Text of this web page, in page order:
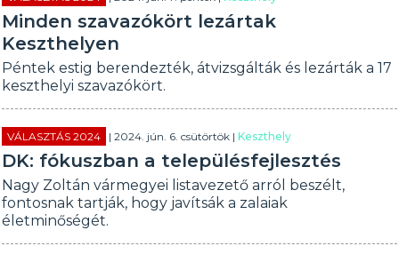
Minden szavazókört lezártak
Keszthelyen
Péntek estig berendezték, átvizsgálták és lezárták a 17
keszthelyi szavazókört.
VÁLASZTÁS 2024 | 2024. jún. 6. csütörtök |Keszthely
DK: fókuszban a településfejlesztés
Nagy Zoltán vármegyei listavezető arról beszélt,
fontosnak tartják, hogy javítsák a zalaiak
életminőségét.